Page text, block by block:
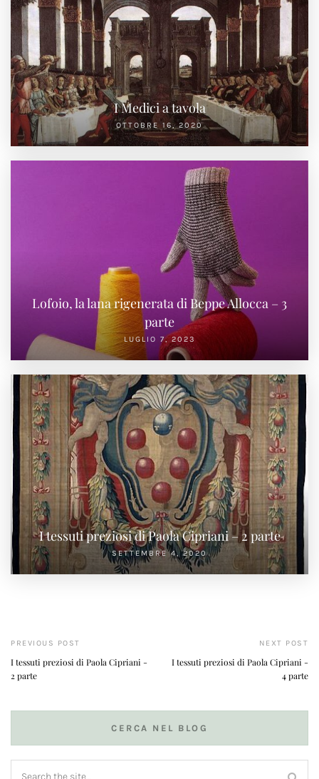
I Medici a tavola
OTTOBRE 16, 2020
Lofoio, la lana rigenerata di Beppe Allocca – 3
parte
LUGLIO 7, 2023
I tessuti preziosi di Paola Cipriani – 2 parte
SETTEMBRE 4, 2020
PREVIOUS POST
I tessuti preziosi di Paola Cipriani -
2 parte
NEXT POST
I tessuti preziosi di Paola Cipriani -
4 parte
CERCA NEL BLOG